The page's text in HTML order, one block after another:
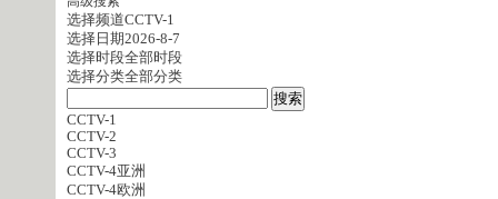
选择频道CCTV-1
选择日期2026-8-7
选择时段全部时段
选择分类全部分类
CCTV-1
CCTV-2
CCTV-3
CCTV-4亚洲
CCTV-4欧洲